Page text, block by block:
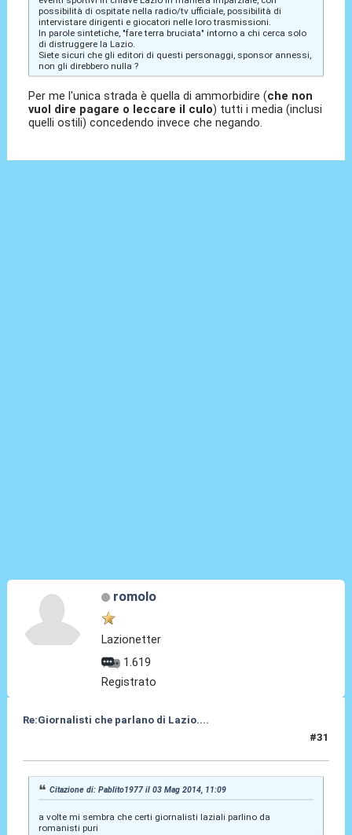
possibilità di ospitate nella radio/tv ufficiale, possibilità di
intervistare dirigenti e giocatori nelle loro trasmissioni.
In parole sintetiche, "fare terra bruciata" intorno a chi cerca solo
di distruggere la Lazio.
Siete sicuri che gli editori di questi personaggi, sponsor annessi,
non gli direbbero nulla ?
Per me l'unica strada è quella di ammorbidire (che non
vuol dire pagare o leccare il culo) tutti i media (inclusi
quelli ostili) concedendo invece che negando.
romolo
Lazionetter
1.619
Registrato
Re:Giornalisti che parlano di Lazio....
#31
Citazione di: Pablito1977 il 03 Mag 2014, 11:09
a volte mi sembra che certi giornalisti laziali parlino da
romanisti puri